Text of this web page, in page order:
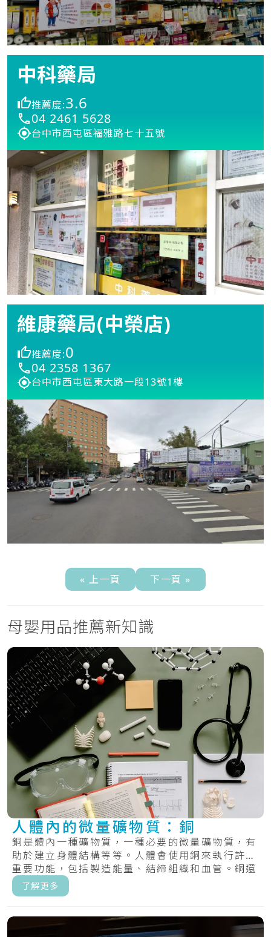
中科藥局
推薦度:3.6
04 2461 5628
台中市西屯區福雅路七十五號
維康藥局(中榮店)
推薦度:0
04 2358 1367
台中市西屯區東大路一段13號1樓
« 上一頁 下一頁 »
母嬰用品推薦新知識
人體內的微量礦物質：銅
銅是體內一種礦物質，一種必要的微量礦物質，有
助於建立身體結構等等。人體會使用銅來執行許多
重要功能，包括製造能量、結締組織和血管。銅還
有助.....
了解更多